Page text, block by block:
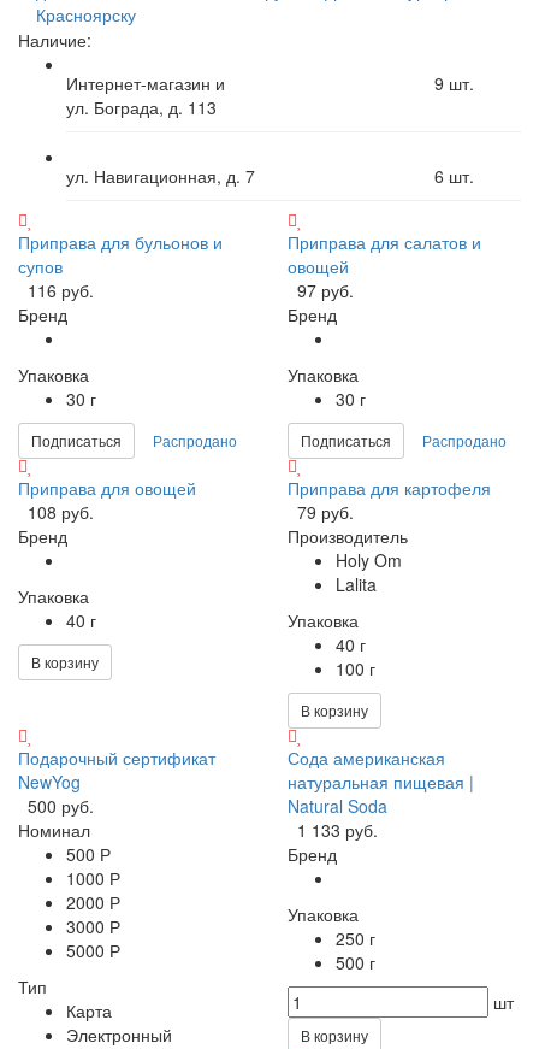
Красноярску
Наличие:
Интернет-магазин и
ул. Бограда, д. 113
9 шт.
ул. Навигационная, д. 7 6 шт.
Приправа для бульонов и
супов
116 руб.
Бренд
Упаковка
30 г
Подписаться Распродано
Приправа для салатов и
овощей
97 руб.
Бренд
Упаковка
30 г
Подписаться Распродано
Приправа для овощей
108 руб.
Бренд
Упаковка
40 г
В корзину
Приправа для картофеля
79 руб.
Производитель
Holy Om
Lalita
Упаковка
40 г
100 г
В корзину
Подарочный сертификат
NewYog
500 руб.
Номинал
500 Р
1000 Р
2000 Р
3000 Р
5000 Р
Тип
Карта
Электронный
Сода американская
натуральная пищевая |
Natural Soda
1 133 руб.
Бренд
Упаковка
250 г
500 г
шт
В корзину